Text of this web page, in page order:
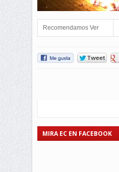
Recomendamos Ver
MIRA EC EN FACEBOOK